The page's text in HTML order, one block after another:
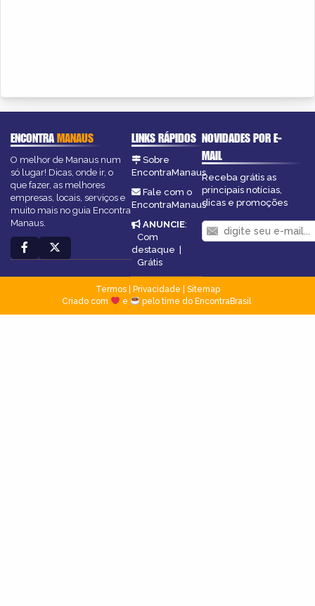
ENCONTRAMANAUS
O melhor de Manaus num
só lugar! Dicas, onde ir, o
que fazer, as melhores
empresas, locais, serviços e
muito mais no guia Encontra
Manaus.
LINKS RÁPIDOS
Sobre
EncontraManaus
Fale com o
EncontraManaus
ANUNCIE:
Com
destaque |
Grátis
NOVIDADES POR E-
MAIL
Receba grátis as
principais notícias,
dicas e promoções
Termos| Privacidade
Sitemap
Criado com
e pelo time do EncontraBrasil